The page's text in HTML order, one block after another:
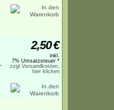
2,50€
inkl.
7% Umsatzsteuer *
zzgl.Versandkosten,
hier klicken